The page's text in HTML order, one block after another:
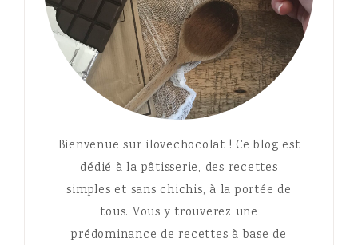
Bienvenue sur ilovechocolat ! Ce blog est
dédié à la pâtisserie, des recettes
simples et sans chichis, à la portée de
tous. Vous y trouverez une
prédominance de recettes à base de